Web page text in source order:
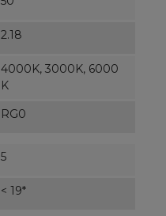
2.18
4000K, 3000K, 6000
K
RG0
5
< 19*